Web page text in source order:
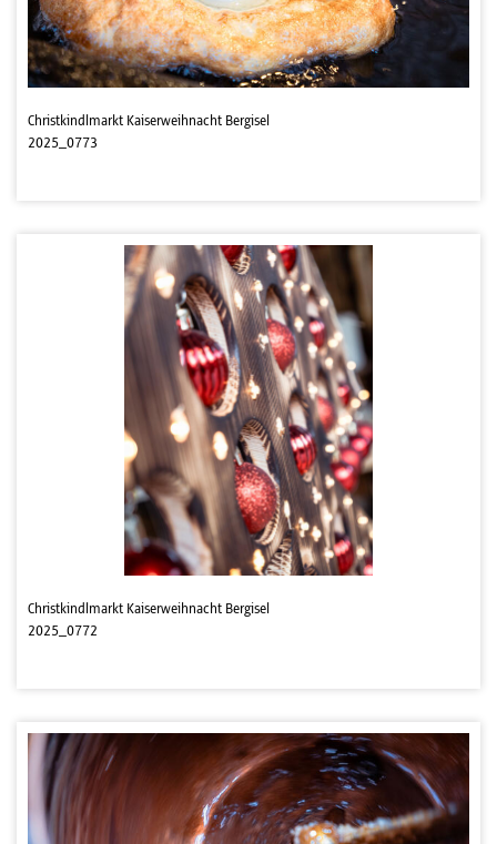
Christkindlmarkt Kaiserweihnacht Bergisel
2025_0773
Christkindlmarkt Kaiserweihnacht Bergisel
2025_0772